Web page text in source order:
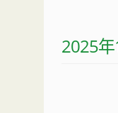
2025